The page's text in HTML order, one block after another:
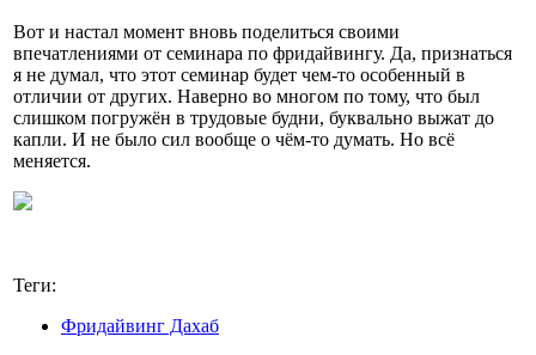
Вот и настал момент вновь поделиться своими
впечатлениями от семинара по фридайвингу. Да, признаться
я не думал, что этот семинар будет чем-то особенный в
отличии от других. Наверно во многом по тому, что был
слишком погружён в трудовые будни, буквально выжат до
капли. И не было сил вообще о чём-то думать. Но всё
меняется.
Теги:
Фридайвинг Дахаб